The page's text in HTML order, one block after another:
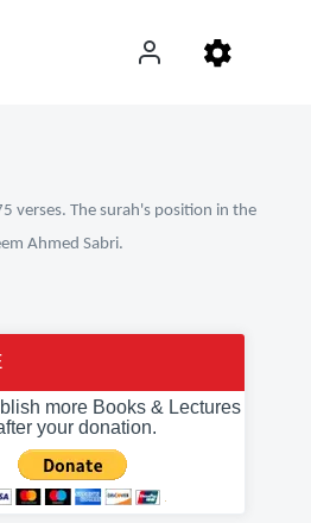
verses. The surah's position in the
Ahmed Sabri.
more Books & Lectures
your donation.